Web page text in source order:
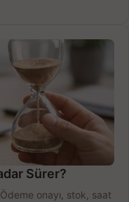
Sürer?
onayı, stok, saat